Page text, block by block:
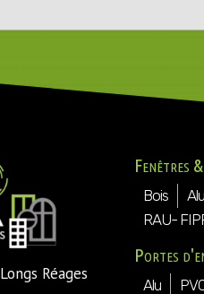
Réages
Fenêtres
Bois Alu
RAU-
Portes
Alu